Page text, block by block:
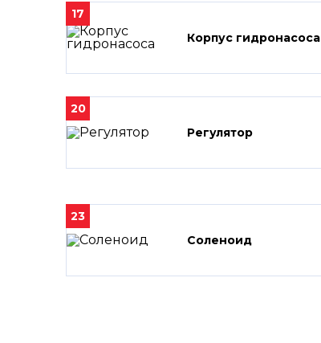
17
Корпус гидронасоса
20
Регулятор
23
Соленоид